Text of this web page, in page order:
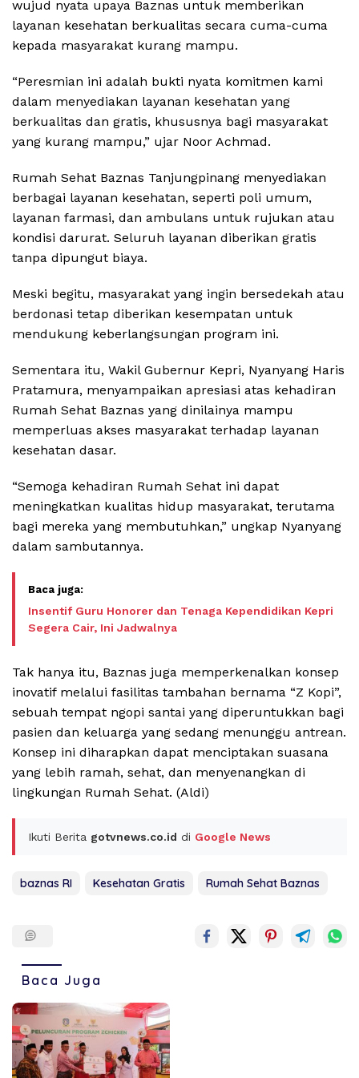
wujud nyata upaya Baznas untuk memberikan
layanan kesehatan berkualitas secara cuma-cuma
kepada masyarakat kurang mampu.
“Peresmian ini adalah bukti nyata komitmen kami
dalam menyediakan layanan kesehatan yang
berkualitas dan gratis, khususnya bagi masyarakat
yang kurang mampu,” ujar Noor Achmad.
Rumah Sehat Baznas Tanjungpinang menyediakan
berbagai layanan kesehatan, seperti poli umum,
layanan farmasi, dan ambulans untuk rujukan atau
kondisi darurat. Seluruh layanan diberikan gratis
tanpa dipungut biaya.
Meski begitu, masyarakat yang ingin bersedekah atau
berdonasi tetap diberikan kesempatan untuk
mendukung keberlangsungan program ini.
Sementara itu, Wakil Gubernur Kepri, Nyanyang Haris
Pratamura, menyampaikan apresiasi atas kehadiran
Rumah Sehat Baznas yang dinilainya mampu
memperluas akses masyarakat terhadap layanan
kesehatan dasar.
“Semoga kehadiran Rumah Sehat ini dapat
meningkatkan kualitas hidup masyarakat, terutama
bagi mereka yang membutuhkan,” ungkap Nyanyang
dalam sambutannya.
Insentif Guru Honorer dan Tenaga Kependidikan Kepri
Segera Cair, Ini Jadwalnya
Tak hanya itu, Baznas juga memperkenalkan konsep
inovatif melalui fasilitas tambahan bernama “Z Kopi”,
sebuah tempat ngopi santai yang diperuntukkan bagi
pasien dan keluarga yang sedang menunggu antrean.
Konsep ini diharapkan dapat menciptakan suasana
yang lebih ramah, sehat, dan menyenangkan di
lingkungan Rumah Sehat. (Aldi)
Ikuti Berita gotvnews.co.id di Google News
baznas RI Kesehatan Gratis Rumah Sehat Baznas
Baca Juga